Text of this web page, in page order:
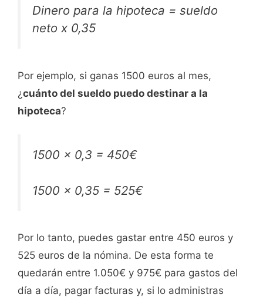
Dinero para la hipoteca = sueldo
neto x 0,35
Por ejemplo, si ganas 1500 euros al mes,
¿cuánto del sueldo puedo destinar a la
hipoteca?
1500 x 0,3 = 450€
1500 x 0,35 = 525€
Por lo tanto, puedes gastar entre 450 euros y
525 euros de la nómina. De esta forma te
quedarán entre 1.050€ y 975€ para gastos del
día a día, pagar facturas y, si lo administras